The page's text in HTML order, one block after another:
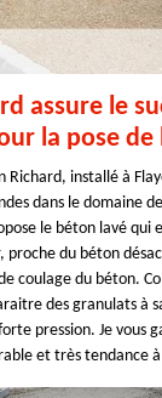
assure le
la pose
Richard, installé à
dans le domaine
le béton lavé qui
proche du béton
coulage du béton.
des granulats à
pression. Je vous
et très tendance